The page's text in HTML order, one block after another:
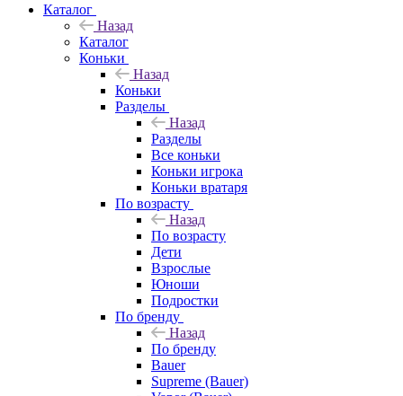
Каталог
Назад
Каталог
Коньки
Назад
Коньки
Разделы
Назад
Разделы
Все коньки
Коньки игрока
Коньки вратаря
По возрасту
Назад
По возрасту
Дети
Взрослые
Юноши
Подростки
По бренду
Назад
По бренду
Bauer
Supreme (Bauer)